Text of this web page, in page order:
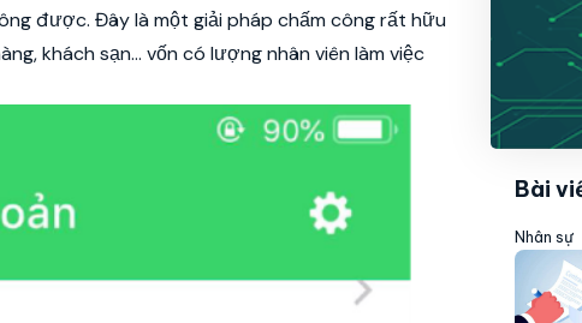
được. Đây là một giải pháp chấm công rất hữu
khách sạn… vốn có lượng nhân viên làm việc
Bài
Nhân sự